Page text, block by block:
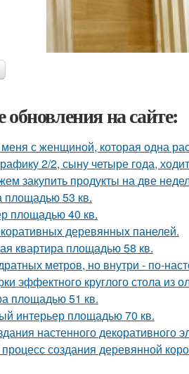
на сайте:
с женщиной, которая одна
2/2, сыну четыре года,
закупить продукты на две
площадью 53 кв.
площадью 40 кв.
деревянных панелей.
квартира площадью 58 кв.
метров, но внутри - по-
эффектного круглого стола из
площадью 51 кв.
интерьер площадью 70 кв.
настенного декоративного
создания деревянной